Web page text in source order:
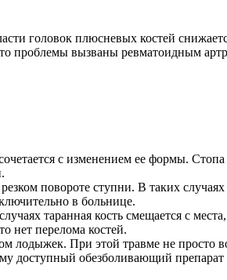
головок плюсневых костей
проблемы вызваны ревматоидным
с изменением ее формы.
повороте ступни. В таких
в больнице.
таранная кость смещается с
нет перелома костей.
лодыжек. При этой травме не просто
доступный обезболивающий препарат